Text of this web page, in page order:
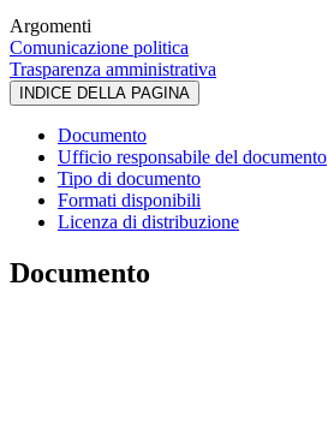
Argomenti
Comunicazione politica
Trasparenza amministrativa
INDICE DELLA PAGINA
Documento
Ufficio responsabile del documento
Tipo di documento
Formati disponibili
Licenza di distribuzione
Documento